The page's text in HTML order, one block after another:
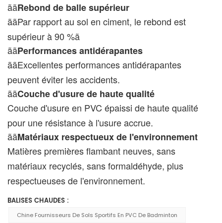
ããRebond de balle supérieur
ããPar rapport au sol en ciment, le rebond est
supérieur à 90 %ã
ããPerformances antidérapantes
ããExcellentes performances antidérapantes
peuvent éviter les accidents.
ããCouche d'usure de haute qualité
Couche d'usure en PVC épaissi de haute qualité
pour une résistance à l'usure accrue.
ããMatériaux respectueux de l'environnement
Matières premières flambant neuves, sans
matériaux recyclés, sans formaldéhyde, plus
respectueuses de l'environnement.
BALISES CHAUDES :
Chine Fournisseurs De Sols Sportifs En PVC De Badminton